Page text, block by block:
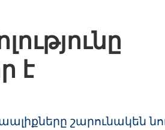
է
շարունակեն